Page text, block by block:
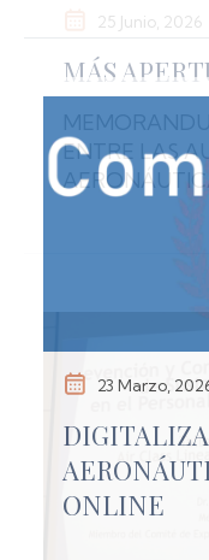
23 Marzo,
ONLINE